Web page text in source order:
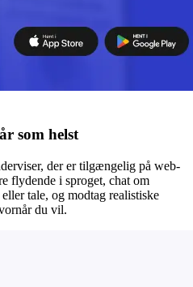
som helst
der er tilgængelig på web-
flydende i sproget, chat om
tale, og modtag realistiske
du vil.